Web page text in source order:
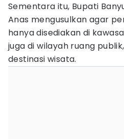
Sementara itu, Bupati
Anas mengusulkan agar
hanya disediakan di
juga di wilayah ruang
destinasi wisata.